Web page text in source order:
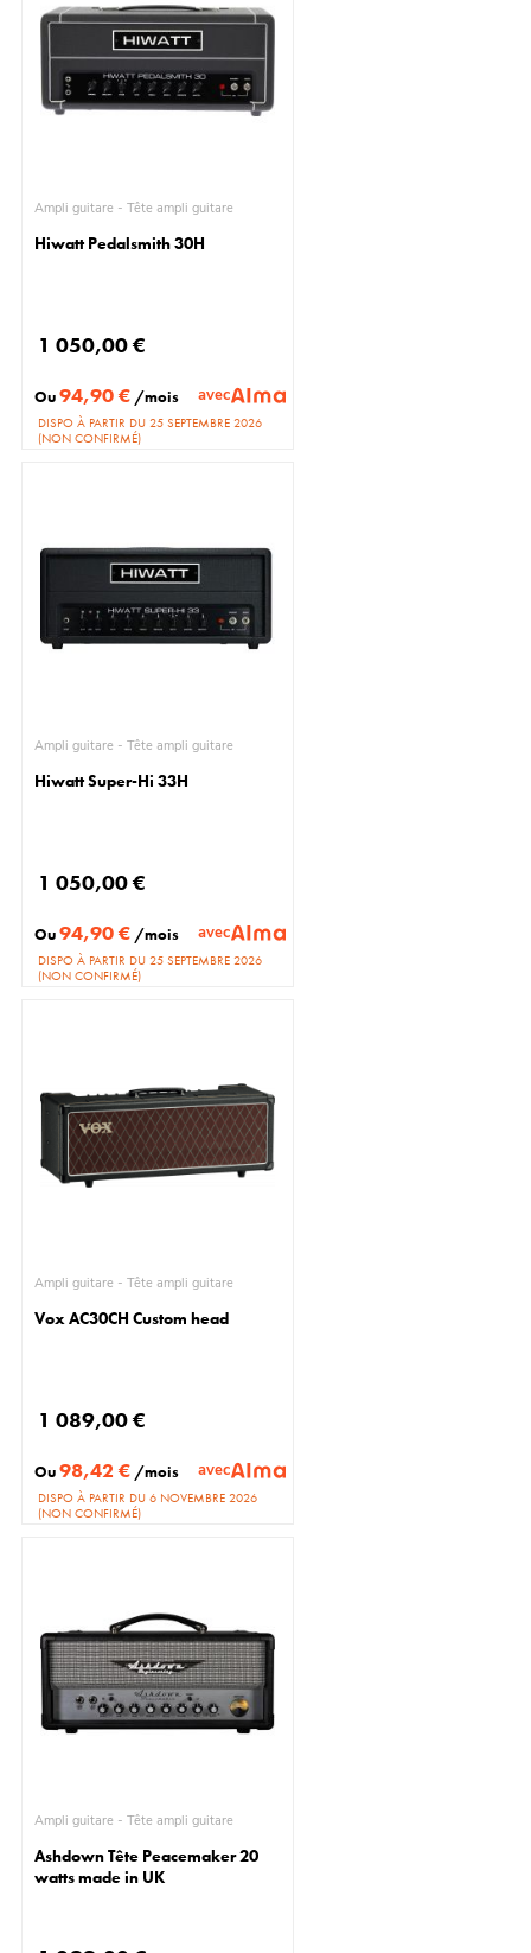
Ampli guitare - Tête ampli guitare
Hiwatt Pedalsmith 30H
1 050,00 €
Ou94,90 € /mois avec
DISPO À PARTIR DU 25 SEPTEMBRE 2026
(NON CONFIRMÉ)
Ampli guitare - Tête ampli guitare
Hiwatt Super-Hi 33H
1 050,00 €
Ou94,90 € /mois avec
DISPO À PARTIR DU 25 SEPTEMBRE 2026
(NON CONFIRMÉ)
Ampli guitare - Tête ampli guitare
Vox AC30CH Custom head
1 089,00 €
Ou98,42 € /mois avec
DISPO À PARTIR DU 6 NOVEMBRE 2026
(NON CONFIRMÉ)
Ampli guitare - Tête ampli guitare
Ashdown Tête Peacemaker 20
watts made in UK